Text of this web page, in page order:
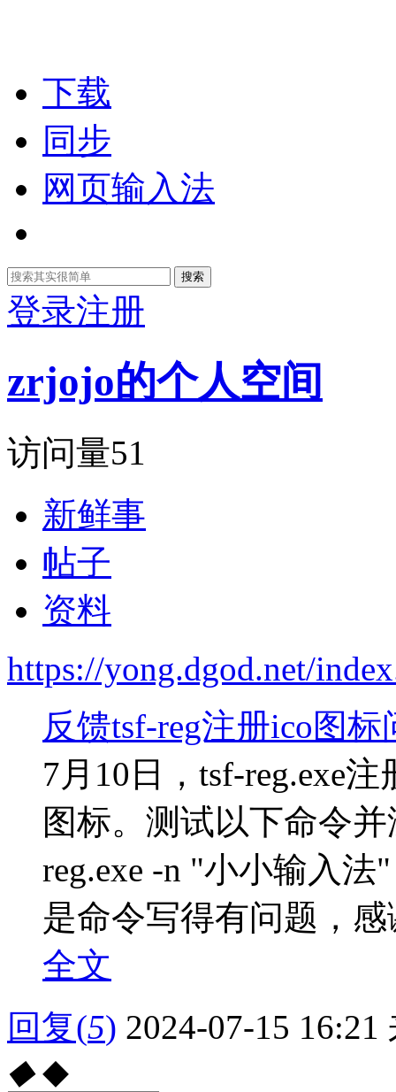
下载
同步
网页输入法
搜索
登录注册
zrjojo的个人空间
访问量51
新鲜事
帖子
资料
https://yong.dgod.net/
反馈tsf-reg注册ico图标
7月10日，tsf-reg.exe
图标。测试以下命令
reg.exe -n "小小输入
是命令写得有问题，
全文
回复(5) 2024-07-15 16:21
◆ ◆